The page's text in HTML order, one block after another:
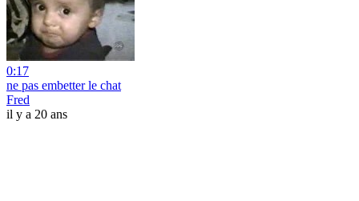
0:17
ne pas embetter le chat
Fred
il y a 20 ans